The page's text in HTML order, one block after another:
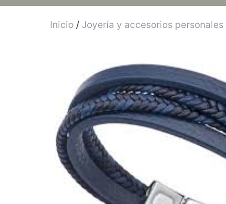
Inicio / Joyería y accesorios personales